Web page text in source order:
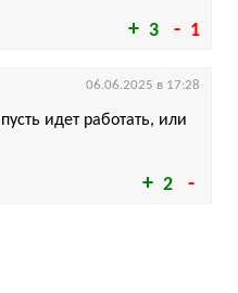
3 1
2
идет работать, или
06.06.2025 в 17:28